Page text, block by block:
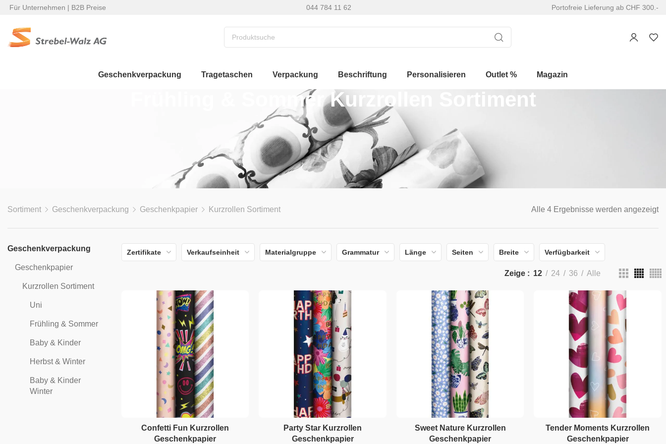
Für Unternehmen | B2B Preise 044 784 11 62 Portofreie Lieferung ab CHF 300.-
Geschenkverpackung Tragetaschen Verpackung Beschriftung Personalisieren Outlet % Magazin
Frühling & Sommer Kurzrollen Sortiment
Sortiment Geschenkverpackung Geschenkpapier Kurzrollen Sortiment Alle 4 Ergebnisse werden angezeigt
Geschenkverpackung
Geschenkpapier
Kurzrollen Sortiment
Uni
Frühling & Sommer
Baby & Kinder
Herbst & Winter
Baby & Kinder
Winter
Zertifikate Verkaufseinheit Materialgruppe Grammatur Länge Seiten Breite Verfügbarkeit
Zeige 12 24 36 Alle
Confetti Fun Kurzrollen
Geschenkpapier
Party Star Kurzrollen
Geschenkpapier
Sweet Nature Kurzrollen
Geschenkpapier
Tender Moments Kurzrollen
Geschenkpapier